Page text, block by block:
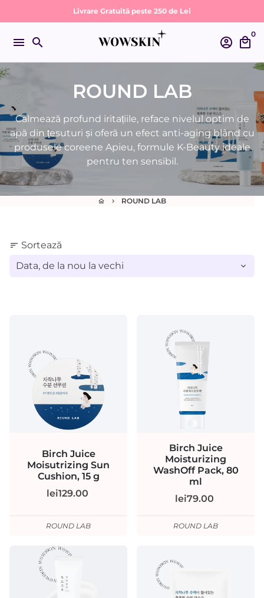
la
conținut
Livrare Gratuită peste 250 de Lei
menu search account_circle local_mall
0
ROUND LAB
Calmează profund iritațiile, reface nivelul optim de
apă din țesuturi și oferă un efect anti-aging blând cu
produsele coreene Apieu, formule K-Beauty ideale
pentru ten sensibil.
home keyboard_arrow_right ROUND LAB
sort Sortează
Birch Juice
Moisutrizing Sun
Cushion, 15 g
lei129.00
ROUND LAB
Birch Juice
Moisturizing
WashOff Pack, 80
ml
lei79.00
ROUND LAB